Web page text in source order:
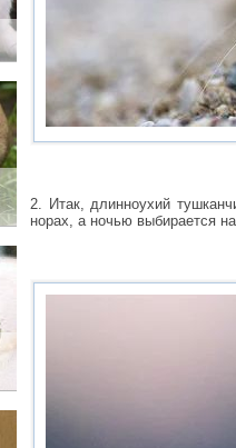
2. Итак, длинноухий
норах, а ночью выбирается